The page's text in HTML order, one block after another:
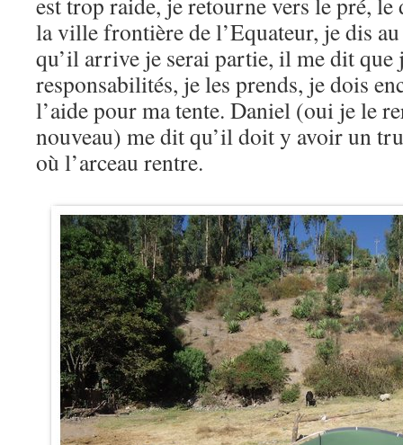
la ville frontière de l’Equateur, je dis
qu’il arrive je serai partie, il me dit que
responsabilités, je les prends, je dois
l’aide pour ma tente. Daniel (oui je le
nouveau) me dit qu’il doit y avoir un
où l’arceau rentre.